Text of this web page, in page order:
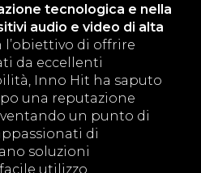
tecnologica e nella
audio e video di alta
l’obiettivo di offrire
da eccellenti
Inno Hit ha saputo
una reputazione
un punto di
di
soluzioni
utilizzo.